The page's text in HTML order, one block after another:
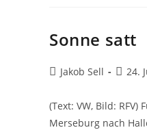
Sonne satt
Beitrags-
Jakob Sell
Beitrag
24.
(Text: VW, Bild:
Merseburg nach